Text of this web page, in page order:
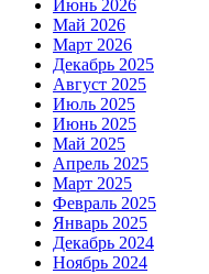
Июнь 2026
Май 2026
Март 2026
Декабрь 2025
Август 2025
Июль 2025
Июнь 2025
Май 2025
Апрель 2025
Март 2025
Февраль 2025
Январь 2025
Декабрь 2024
Ноябрь 2024